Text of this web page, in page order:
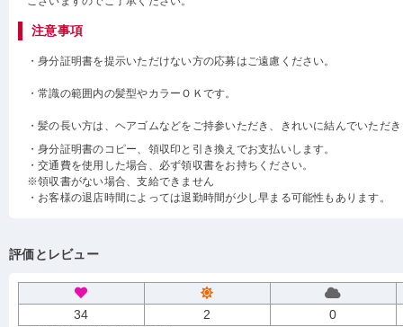
注意事項
・身分証明書を提示いただけない方の応募はご遠慮ください。
・常識の範囲内の髪型やカラーＯＫです。
・髪の長い方は、ヘアゴムなどをご持参いただき、きれいに結んでいただ
・身分証明書のコピー、領収印と引き換えでお支払いします。
・交通費を使用した場合、必ず領収書をお持ちください。
※領収書がない場合、支給できません
・お客様の退店時間によっては退勤時間が少し早まる可能性もあります。
評価とレビュー
34 2 0